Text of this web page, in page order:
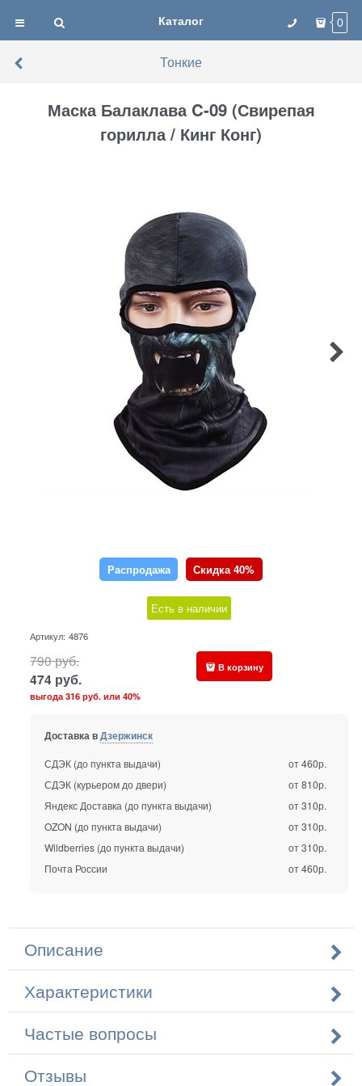
Каталог 0
Тонкие
Маска Балаклава C-09 (Свирепая
горилла / Кинг Конг)
Распродажа Скидка 40%
Есть в наличии
Артикул: 4876
790руб.
474 руб.
выгода316 руб. или40%
В корзину
Доставка вДзержинск
СДЭК (до пункта выдачи)
от 460р.
СДЭК (курьером до двери)
от 810р.
Яндекс Доставка (до пункта выдачи)
от 310р.
OZON (до пункта выдачи)
от 310р.
Wildberries (до пункта выдачи)
от 310р.
Почта России
от 460р.
Описание
Характеристики
Частые вопросы
Отзывы